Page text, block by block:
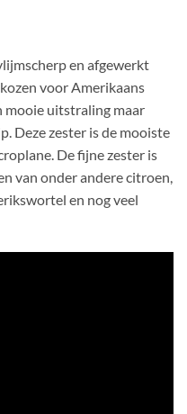
en afgewerkt
voor Amerikaans
uitstraling maar
Deze zester is de mooiste
De fijne zester is
van onder andere citroen,
en nog veel